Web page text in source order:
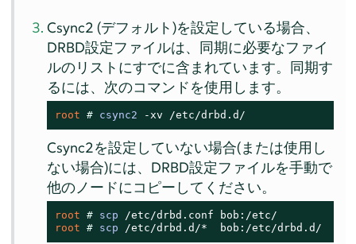
Csync2 (デフォルト)を設定している場合、
DRBD設定ファイルは、同期に必要なファイ
ルのリストにすでに含まれています。同期す
るには、次のコマンドを使用します。
root # csync2 -xv /etc/drbd.d/
Csync2を設定していない場合(または使用し
ない場合)には、DRBD設定ファイルを手動で
他のノードにコピーしてください。
root # scp
root # scp /etc/drbd.d/*  bob:/etc/drbd.d/